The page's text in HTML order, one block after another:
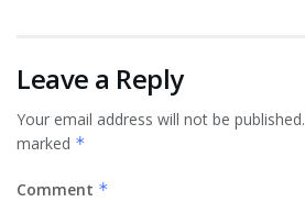
Leave a Reply
Your email address will not be published.
marked *
Comment *